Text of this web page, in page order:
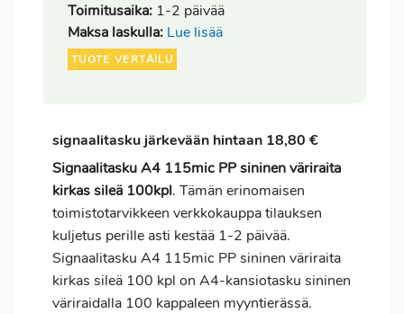
Toimitusaika: 1-2 päivää
Maksa laskulla: Lue lisää
TUOTE VERTAILU
signaalitasku järkevään hintaan 18,80 €
Signaalitasku A4 115mic PP sininen väriraita
kirkas sileä 100kpl. Tämän erinomaisen
toimistotarvikkeen verkkokauppa tilauksen
kuljetus perille asti kestää 1-2 päivää.
Signaalitasku A4 115mic PP sininen väriraita
kirkas sileä 100 kpl on A4-kansiotasku sininen
väriraidalla 100 kappaleen myyntierässä.